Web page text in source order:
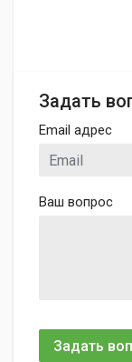
Задать
Email адрес
Ваш вопрос
Задать